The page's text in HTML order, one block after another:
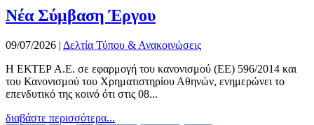
Νέα Σύμβαση Έργου
09/07/2026 | Δελτία Τύπου & Ανακοινώσεις
Η ΕΚΤΕΡ Α.Ε. σε εφαρμογή του κανονισμού (ΕΕ) 596/2014 και
του Κανονισμού του Χρηματιστηρίου Αθηνών, ενημερώνει το
επενδυτικό της κοινό ότι στις 08...
διαβάστε περισσότερα...